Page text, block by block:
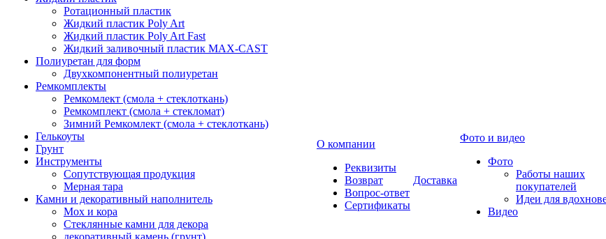
Ротационный пластик
Жидкий пластик Poly Art
Жидкий пластик Poly Art Fast
Жидкий заливочный пластик MAX-CAST
Полиуретан для форм
Двухкомпонентный полиуретан
Ремкомплекты
Ремкомлект (смола + стеклоткань)
Ремкомплект (смола + стекломат)
Зимний Ремкомлект (смола + стеклоткань)
Гелькоуты
Грунт
Инструменты
Сопутствующая продукция
Мерная тара
Камни и декоративный наполнитель
Мох и кора
Стеклянные камни для декора
декоративный камень (грунт)
О компании
Реквизиты
Возврат
Вопрос-ответ
Сертификаты
Доставка
Фото и видео
Фото
Работы наших
покупателей
Идеи для
Видео